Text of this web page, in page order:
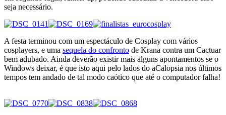
seja necessário.
A festa terminou com um espectáculo de Cosplay com vários
cosplayers, e uma sequela do confronto de Krana contra um Cactuar
bem adubado. Ainda deverão existir mais alguns apontamentos se o
Windows deixar, é que isto aqui pelo lados do aCalopsia nos últimos
tempos tem andado de tal modo caótico que até o computador falha!